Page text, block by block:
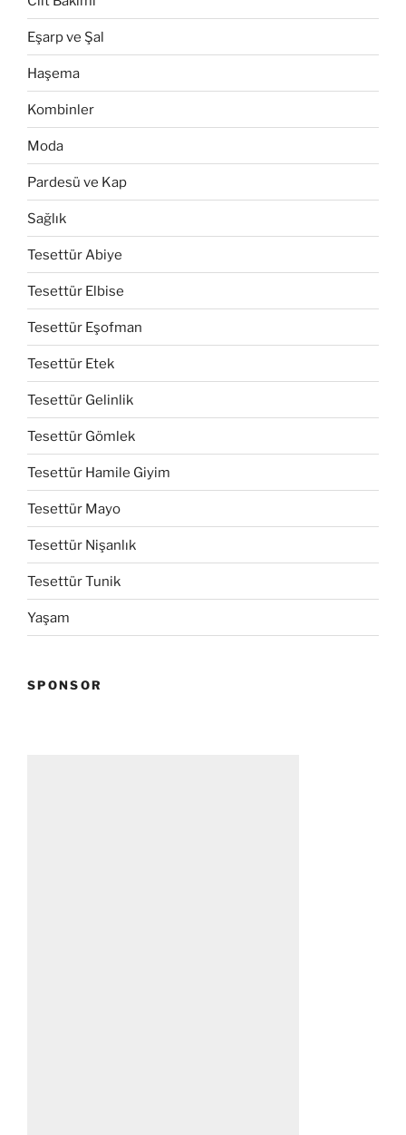
Eşarp ve Şal
Haşema
Kombinler
Moda
Pardesü ve Kap
Sağlık
Tesettür Abiye
Tesettür Elbise
Tesettür Eşofman
Tesettür Etek
Tesettür Gelinlik
Tesettür Gömlek
Tesettür Hamile Giyim
Tesettür Mayo
Tesettür Nişanlık
Tesettür Tunik
Yaşam
SPONSOR